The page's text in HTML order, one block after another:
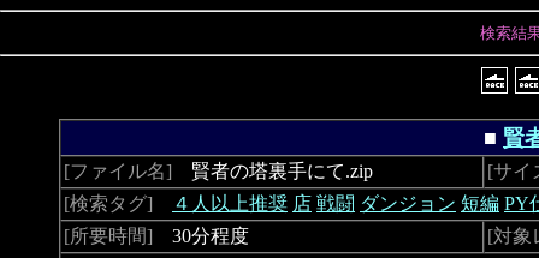
検索結
■ 賢
[ファイル名] 賢者の塔裏手にて.zip
[サイ
[検索タグ]
４人以上推奨 店 戦闘 ダンジョン 短編 PY
[所要時間] 30分程度 [対象